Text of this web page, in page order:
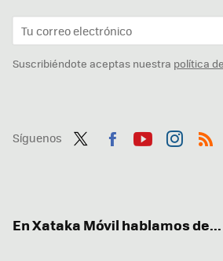
Suscribiéndote aceptas nuestra política
Síguenos
En Xataka Móvil hablamos de...